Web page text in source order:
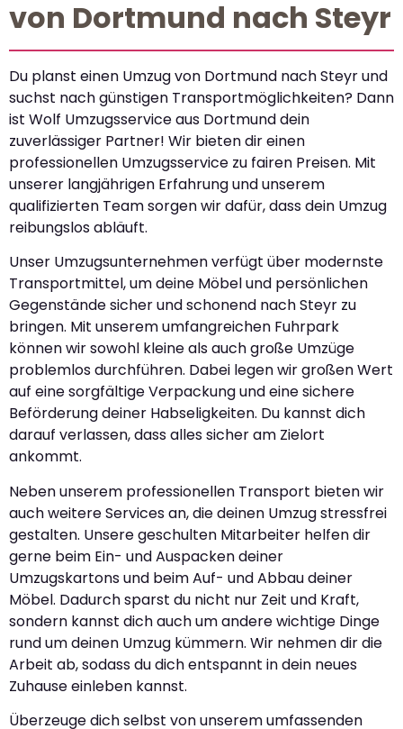
von Dortmund nach Steyr
Du planst einen Umzug von Dortmund nach Steyr und
suchst nach günstigen Transportmöglichkeiten? Dann
ist Wolf Umzugsservice aus Dortmund dein
zuverlässiger Partner! Wir bieten dir einen
professionellen Umzugsservice zu fairen Preisen. Mit
unserer langjährigen Erfahrung und unserem
qualifizierten Team sorgen wir dafür, dass dein Umzug
reibungslos abläuft.
Unser Umzugsunternehmen verfügt über modernste
Transportmittel, um deine Möbel und persönlichen
Gegenstände sicher und schonend nach Steyr zu
bringen. Mit unserem umfangreichen Fuhrpark
können wir sowohl kleine als auch große Umzüge
problemlos durchführen. Dabei legen wir großen Wert
auf eine sorgfältige Verpackung und eine sichere
Beförderung deiner Habseligkeiten. Du kannst dich
darauf verlassen, dass alles sicher am Zielort
ankommt.
Neben unserem professionellen Transport bieten wir
auch weitere Services an, die deinen Umzug stressfrei
gestalten. Unsere geschulten Mitarbeiter helfen dir
gerne beim Ein- und Auspacken deiner
Umzugskartons und beim Auf- und Abbau deiner
Möbel. Dadurch sparst du nicht nur Zeit und Kraft,
sondern kannst dich auch um andere wichtige Dinge
rund um deinen Umzug kümmern. Wir nehmen dir die
Arbeit ab, sodass du dich entspannt in dein neues
Zuhause einleben kannst.
Überzeuge dich selbst von unserem umfassenden